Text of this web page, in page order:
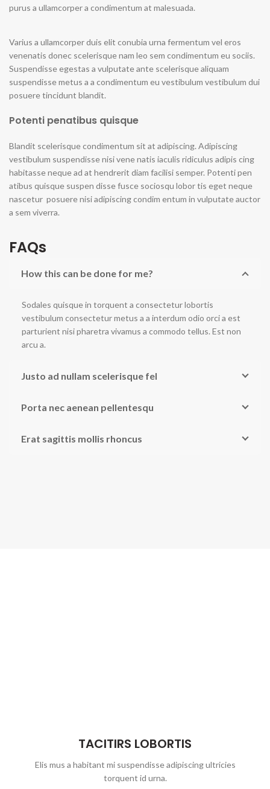
purus a ullamcorper a condimentum at malesuada.
Varius a ullamcorper duis elit conubia urna fermentum vel eros
venenatis donec scelerisque nam leo sem condimentum eu sociis.
Suspendisse egestas a vulputate ante scelerisque aliquam
suspendisse metus a a condimentum eu vestibulum vestibulum dui
posuere tincidunt blandit.
Potenti penatibus quisque
Blandit scelerisque condimentum sit at adipiscing. Adipiscing
vestibulum suspendisse nisi vene natis iaculis ridiculus adipis cing
habitasse neque ad at hendrerit diam facilisi semper. Potenti pen
atibus quisque suspen disse fusce sociosqu lobor tis eget neque
nascetur posuere nisi adipiscing condim entum in vulputate auctor
a sem viverra.
FAQs
How this can be done for me?
Sodales quisque in torquent a consectetur lobortis
vestibulum consectetur metus a a interdum odio orci a est
parturient nisi pharetra vivamus a commodo tellus. Est non
arcu a.
Justo ad nullam scelerisque fel
Porta nec aenean pellentesqu
Erat sagittis mollis rhoncus
TACITIRS LOBORTIS
Elis mus a habitant mi suspendisse adipiscing ultricies
torquent id urna.